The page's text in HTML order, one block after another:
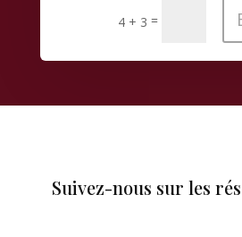
4 + 3 =
Suivez-nous sur les